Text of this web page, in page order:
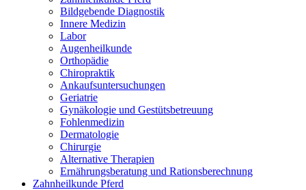
Bildgebende Diagnostik
Innere Medizin
Labor
Augenheilkunde
Orthopädie
Chiropraktik
Ankaufsuntersuchungen
Geriatrie
Gynäkologie und Gestütsbetreuung
Fohlenmedizin
Dermatologie
Chirurgie
Alternative Therapien
Ernährungsberatung und Rationsberechnung
Zahnheilkunde Pferd